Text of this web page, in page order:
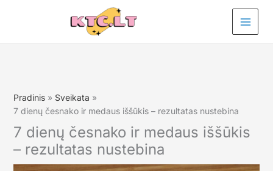
Pradinis
Sveikata
7 dienų česnako ir medaus iššūkis – rezultatas nustebina
7 dienų česnako ir medaus iššūkis
– rezultatas nustebina